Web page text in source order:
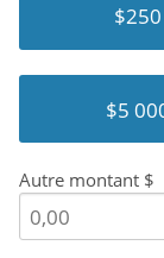
$250
$5
Autre montant $